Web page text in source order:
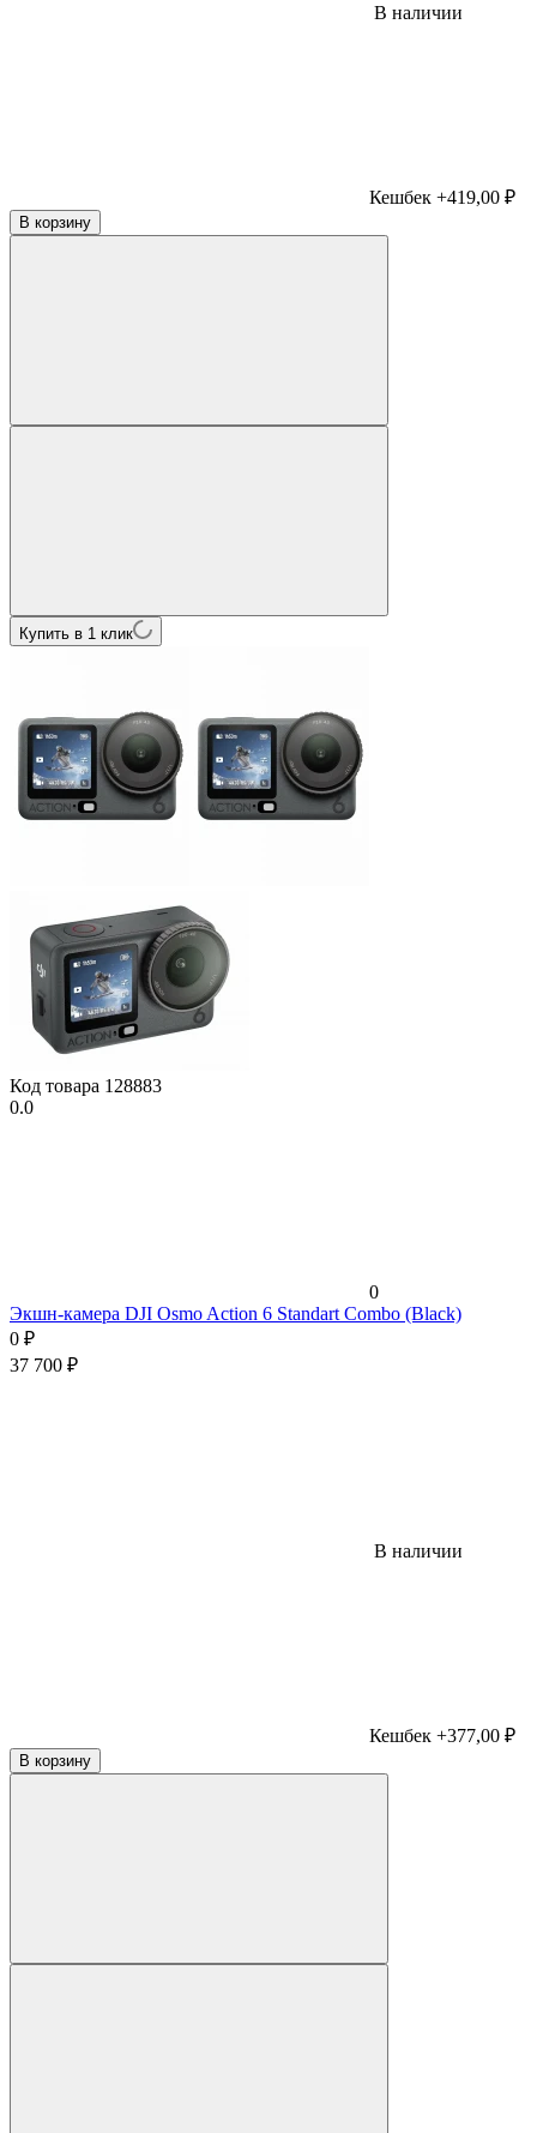
В наличии
Кешбек +419,00 ₽
В корзину
Купить в 1 клик
Код товара 128883
0.0
0
Экшн-камера DJI Osmo Action 6 Standart Combo (Black)
0 ₽
37 700 ₽
В наличии
Кешбек +377,00 ₽
В корзину